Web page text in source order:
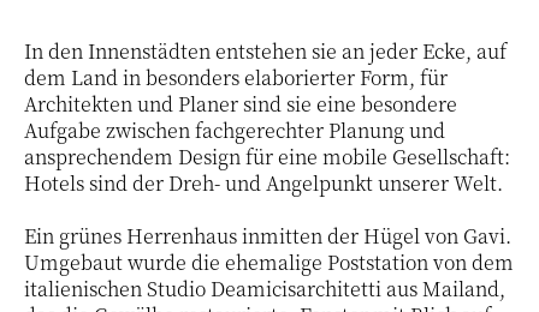
In den Innenstädten entstehen sie an jeder Ecke, auf
dem Land in besonders elaborierter Form, für
Architekten und Planer sind sie eine besondere
Aufgabe zwischen fachgerechter Planung und
ansprechendem Design für eine mobile Gesellschaft:
Hotels sind der Dreh- und Angelpunkt unserer Welt.
Ein grünes Herrenhaus inmitten der Hügel von Gavi.
Umgebaut wurde die ehemalige Poststation von dem
italienischen Studio Deamicisarchitetti aus Mailand,